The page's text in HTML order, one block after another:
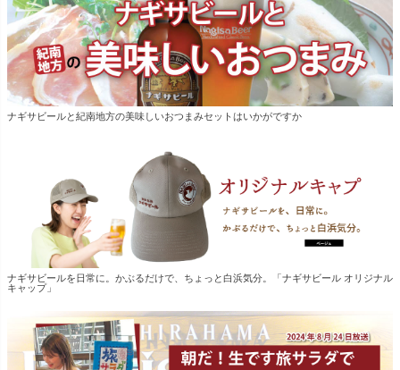
ナギサビールと紀南地方の美味しいおつまみセットはいかがですか
ナギサビールを日常に。かぶるだけで、ちょっと白浜気分。「ナギサビール オリジナル
キャップ」